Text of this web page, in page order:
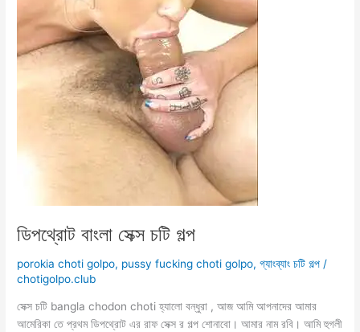
ডিপথ্রোট বাংলা সেক্স চটি গল্প
porokia choti golpo, pussy fucking choti golpo,গ্যাংব্যাং চটি গল্প /
chotigolpo.club
সেক্স চটি bangla chodon choti হ্যালো বন্ধুরা , আজ আমি আপনাদের আমার
আমেরিকা তে প্রথম ডিপথ্রোট এর রাফ সেক্স র গল্প শোনাবো। আমার নাম রবি। আমি হুগলী